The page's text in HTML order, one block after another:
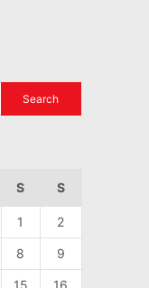
S S
1 2
8 9
15 16